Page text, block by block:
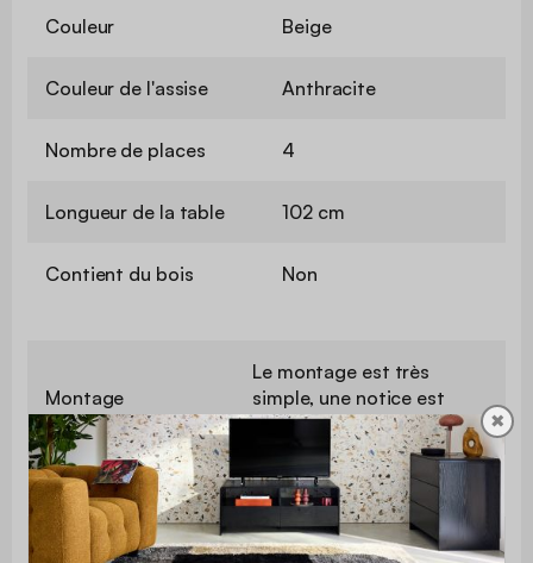
Couleur Beige
Couleur de l'assise Anthracite
Nombre de places 4
Longueur de la table 102 cm
Contient du bois Non
Montage
Le montage est très
simple, une notice est
fournie
Utilisation Extérieur
Usage domestique
✖